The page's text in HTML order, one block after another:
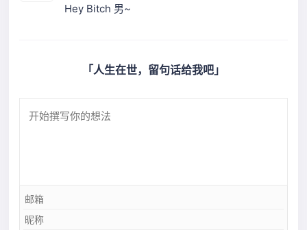
Hey Bitch 男~
「人生在世，留句话给我吧」